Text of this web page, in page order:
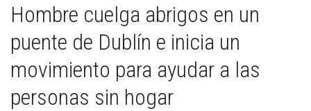
Hombre cuelga abrigos en un
puente de Dublín e inicia un
movimiento para ayudar a las
personas sin hogar